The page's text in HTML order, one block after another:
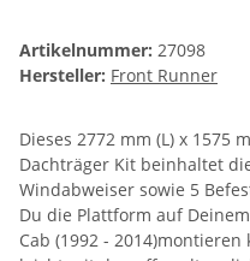
Artikelnummer: 27098
Hersteller: Front Runner
Dieses 2772 mm (L) x 1575
Dachträger Kit beinhaltet
Windabweiser sowie 5
Du die Plattform auf
Cab (1992 -